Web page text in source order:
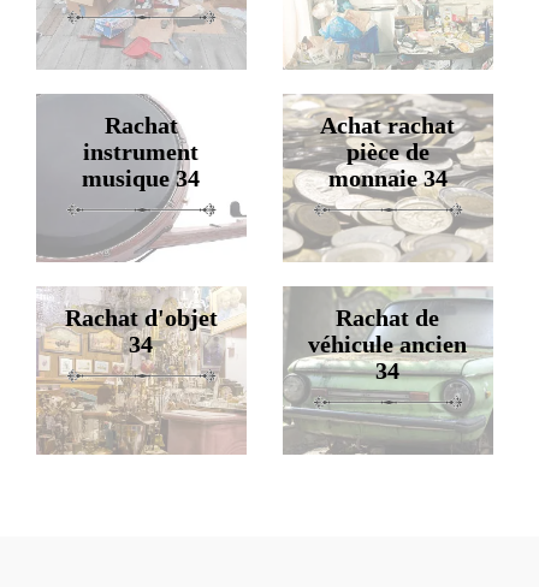
Rachat
instrument
musique 34
Achat rachat
pièce de
monnaie 34
Rachat d'objet
34
Rachat de
véhicule ancien
34